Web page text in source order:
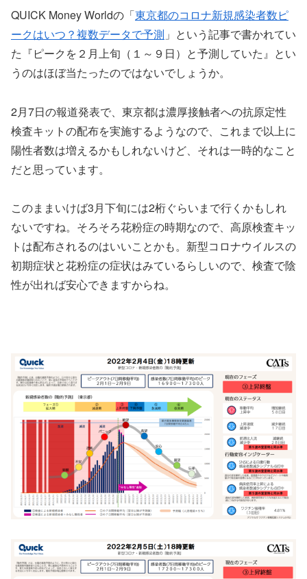
QUICK Money Worldの「東京都のコロナ新規感染者数ピ
ークはいつ？複数データで予測 」という記事で書かれてい
た『ピークを２月上旬（１～９日）と予測していた』とい
うのはほぼ当たったのではないでしょうか。
2月7日の報道発表で、東京都は濃厚接触者への抗原定性
検査キットの配布を実施するようなので、これまで以上に
陽性者数は増えるかもしれないけど、それは一時的なこと
だと思っています。
このままいけば3月下旬には2桁ぐらいまで行くかもしれ
ないですね。そろそろ花粉症の時期なので、高原検査キッ
トは配布されるのはいいことかも。新型コロナウイルスの
初期症状と花粉症の症状はみているらしいので、検査で陰
性が出れば安心できますからね。